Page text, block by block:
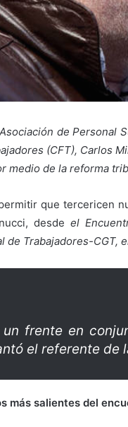
de Personal
(CFT), Carlos
medio de la reforma
que tercericen
desde el
de Trabajadores-CGT,
frente en
el referente
más salientes del